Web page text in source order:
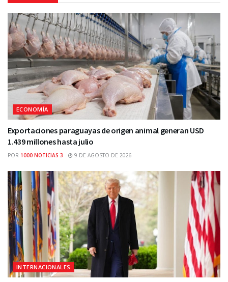
ECONOMÍA
Exportaciones paraguayas de origen animal generan USD
1.439 millones hasta julio
POR 1000 NOTICIAS 3 9 DE AGOSTO DE 2026
INTERNACIONALES